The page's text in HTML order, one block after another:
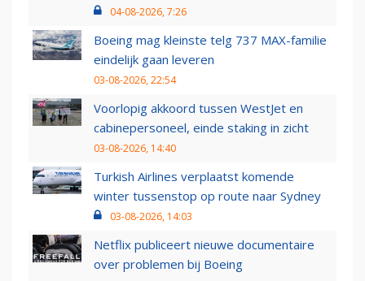
04-08-2026, 7:26
Boeing mag kleinste telg 737 MAX-familie
eindelijk gaan leveren
03-08-2026, 22:54
Voorlopig akkoord tussen WestJet en
cabinepersoneel, einde staking in zicht
03-08-2026, 14:40
Turkish Airlines verplaatst komende
winter tussenstop op route naar Sydney
03-08-2026, 14:03
Netflix publiceert nieuwe documentaire
over problemen bij Boeing